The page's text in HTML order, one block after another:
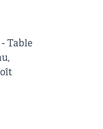
Table